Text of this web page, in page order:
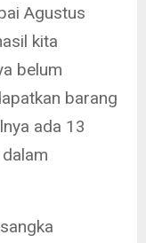
Agustus
kita
belum
barang
ada 13